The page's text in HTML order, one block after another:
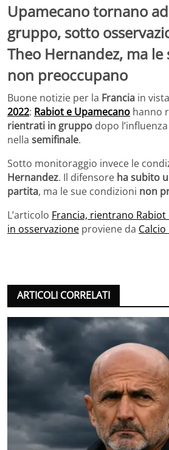
Upamecano tornano
gruppo, sotto
Theo Hernandez, ma
non preoccupano
Buone notizie per la Francia in
2022: Rabiot e Upamecano hanno
rientrati in gruppo dopo
nella semifinale.
Sotto monitoraggio invece le
Hernandez. Il difensore ha subito
partita, ma le sue condizioni non
L’articolo Francia, rientrano Rabiot
in osservazione proviene da Calcio
ARTICOLI CORRELATI